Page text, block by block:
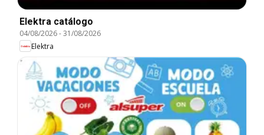
Elektra catálogo
04/08/2026-31/08/2026
Elektra